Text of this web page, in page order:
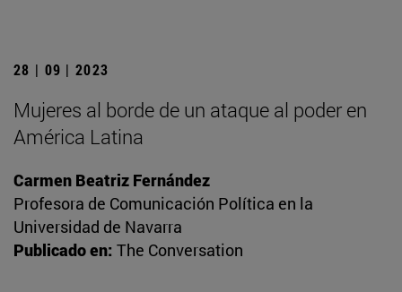
28 | 09 | 2023
Mujeres al borde de un ataque al poder en
América Latina
Carmen Beatriz Fernández
Profesora de Comunicación Política en la
Universidad de Navarra
Publicado en: The Conversation